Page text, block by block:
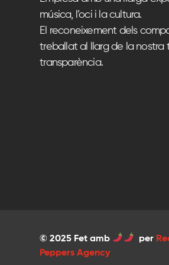
música, l’oci i la cultura.
El reconeixement dels
treballat al llarg de la nostra
transparència.
© 2025 Fet amb per
Peppers Agency